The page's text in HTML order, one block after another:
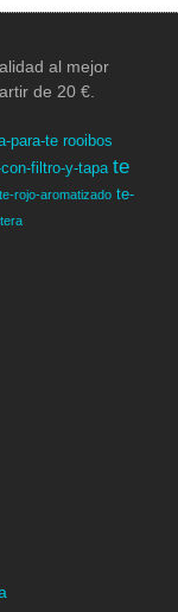
al mejor
de 20 €.
para-te rooibos
filtro-y-tapa te
te-rojo-aromatizado te-